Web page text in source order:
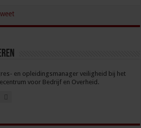
en opleidingsmanager veiligheid bij het
voor Bedrijf en Overheid.